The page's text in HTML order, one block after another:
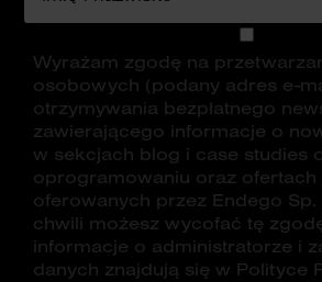
Wyrażam zgodę na
osobowych (podany adres e-
otrzymywania bezpłatnego
zawierającego informacje o
w sekcjach blog i case studies
oprogramowaniu oraz
oferowanych przez Endego Sp.
chwili możesz wycofać tę
informacje o administratorze i
danych znajdują się w Polityce